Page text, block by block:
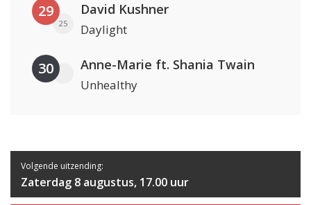
29
25
David Kushner
Daylight
30 Anne-Marie ft. Shania Twain
Unhealthy
Volgende uitzending:
Zaterdag 8 augustus, 17.00 uur